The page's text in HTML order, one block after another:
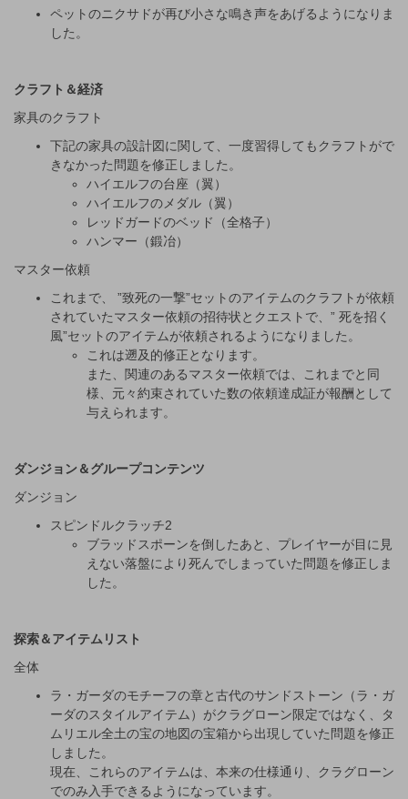
ペットのニクサドが再び小さな鳴き声をあげるようになりま
した。
クラフト＆経済
家具のクラフト
下記の家具の設計図に関して、一度習得してもクラフトがで
きなかった問題を修正しました。
ハイエルフの台座（翼）
ハイエルフのメダル（翼）
レッドガードのベッド（全格子）
ハンマー（鍛冶）
マスター依頼
これまで、 ”致死の一撃”セットのアイテムのクラフトが依頼
されていたマスター依頼の招待状とクエストで、” 死を招く
風”セットのアイテムが依頼されるようになりました。
これは遡及的修正となります。
また、関連のあるマスター依頼では、これまでと同
様、元々約束されていた数の依頼達成証が報酬として
与えられます。
ダンジョン＆グループコンテンツ
ダンジョン
スピンドルクラッチ2
ブラッドスポーンを倒したあと、プレイヤーが目に見
えない落盤により死んでしまっていた問題を修正しま
した。
探索＆アイテムリスト
全体
ラ・ガーダのモチーフの章と古代のサンドストーン（ラ・ガ
ーダのスタイルアイテム）がクラグローン限定ではなく、タ
ムリエル全土の宝の地図の宝箱から出現していた問題を修正
しました。
現在、これらのアイテムは、本来の仕様通り、クラグローン
でのみ入手できるようになっています。